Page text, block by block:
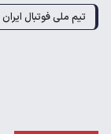
تیم ملی فوتبال ایران